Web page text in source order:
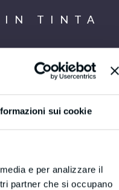
sui cookie
e per analizzare il
partner che si occupano
IN TINTA
FSC
FSC